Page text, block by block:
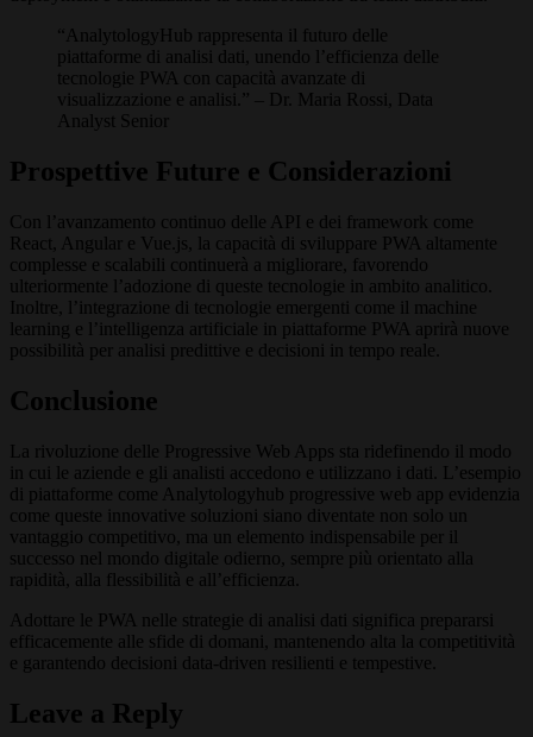
“AnalytologyHub rappresenta il futuro delle
piattaforme di analisi dati, unendo l’efficienza delle
tecnologie PWA con capacità avanzate di
visualizzazione e analisi.” – Dr. Maria Rossi, Data
Analyst Senior
Prospettive Future e Considerazioni
Con l’avanzamento continuo delle API e dei framework come
React, Angular e Vue.js, la capacità di sviluppare PWA altamente
complesse e scalabili continuerà a migliorare, favorendo
ulteriormente l’adozione di queste tecnologie in ambito analitico.
Inoltre, l’integrazione di tecnologie emergenti come il machine
learning e l’intelligenza artificiale in piattaforme PWA aprirà nuove
possibilità per analisi predittive e decisioni in tempo reale.
Conclusione
La rivoluzione delle Progressive Web Apps sta ridefinendo il modo
in cui le aziende e gli analisti accedono e utilizzano i dati. L’esempio
di piattaforme come Analytologyhub progressive web app evidenzia
come queste innovative soluzioni siano diventate non solo un
vantaggio competitivo, ma un elemento indispensabile per il
successo nel mondo digitale odierno, sempre più orientato alla
rapidità, alla flessibilità e all’efficienza.
Adottare le PWA nelle strategie di analisi dati significa prepararsi
efficacemente alle sfide di domani, mantenendo alta la competitività
e garantendo decisioni data-driven resilienti e tempestive.
Leave a Reply